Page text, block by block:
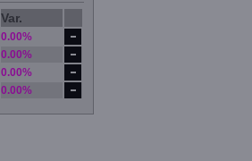
Var.
0.00%
0.00%
0.00%
0.00%